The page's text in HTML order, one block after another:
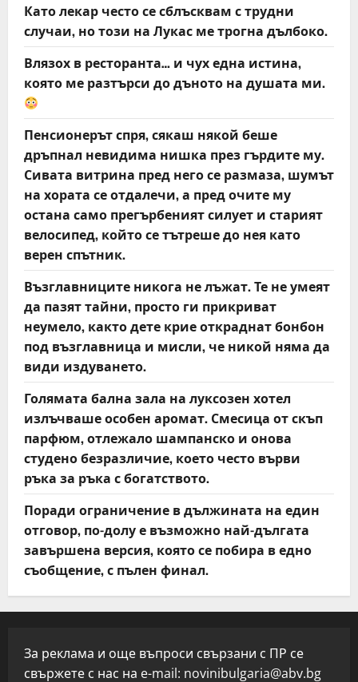
Като лекар често се сблъсквам с трудни
случаи, но този на Лукас ме трогна дълбоко.
Влязох в ресторанта… и чух една истина,
която ме разтърси до дъното на душата ми.
Пенсионерът спря, сякаш някой беше
дръпнал невидима нишка през гърдите му.
Сивата витрина пред него се размаза, шумът
на хората се отдалечи, а пред очите му
остана само прегърбеният силует и старият
велосипед, който се тътреше до нея като
верен спътник.
Възглавниците никога не лъжат. Те не умеят
да пазят тайни, просто ги прикриват
неумело, както дете крие откраднат бонбон
под възглавница и мисли, че никой няма да
види издуването.
Голямата бална зала на луксозен хотел
излъчваше особен аромат. Смесица от скъп
парфюм, отлежало шампанско и онова
студено безразличие, което често върви
ръка за ръка с богатството.
Поради ограничение в дължината на един
отговор, по-долу е възможно най-дългата
завършена версия, която се побира в едно
съобщение, с пълен финал.
За реклама и още въпроси свързани с ПР се
свържете с нас на e-mail: novinibulgaria@abv.bg